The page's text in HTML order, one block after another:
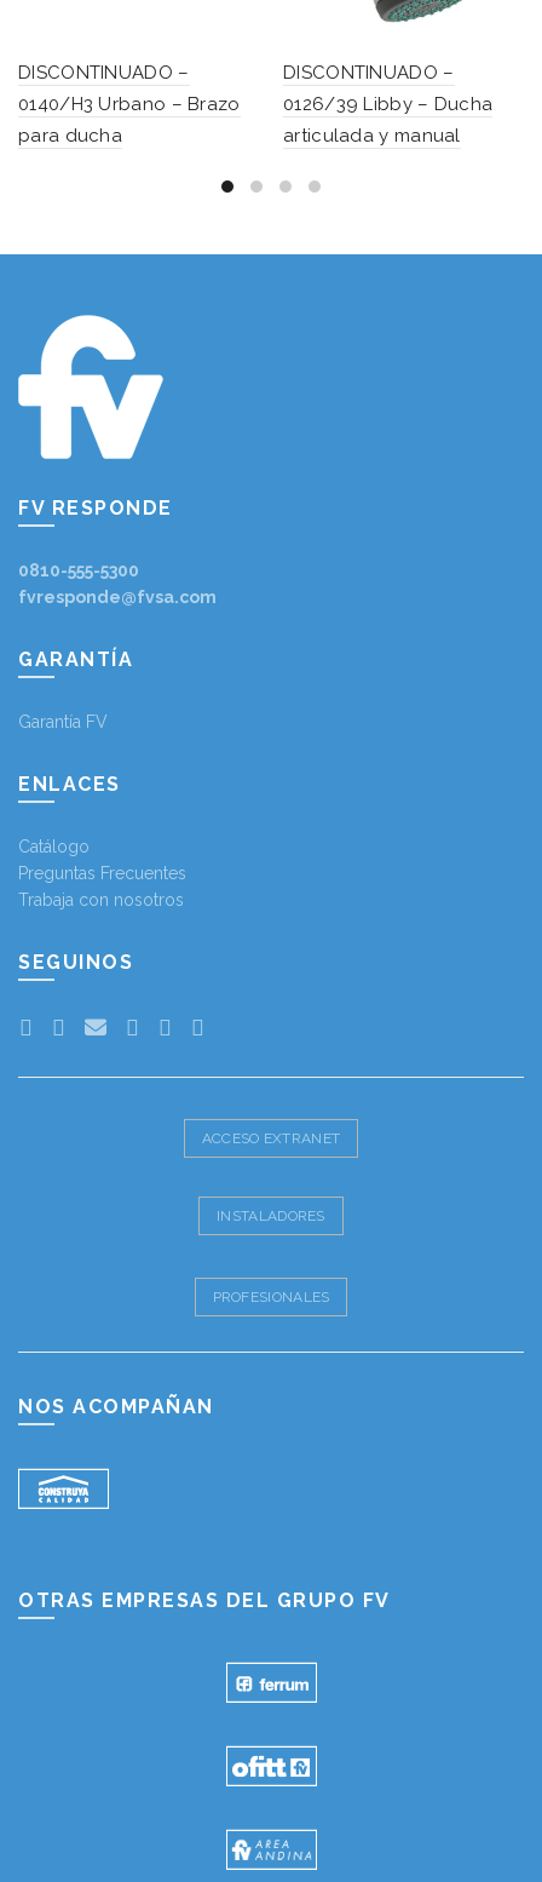
DISCONTINUADO –
0140/H3 Urbano – Brazo
para ducha
DISCONTINUADO –
0126/39 Libby – Ducha
articulada y manual
FV RESPONDE
0810-555-5300
fvresponde@fvsa.com
GARANTÍA
Garantía FV
ENLACES
Catálogo
Preguntas Frecuentes
Trabaja con nosotros
SEGUINOS
ACCESO EXTRANET
INSTALADORES
PROFESIONALES
NOS ACOMPAÑAN
OTRAS EMPRESAS DEL GRUPO FV